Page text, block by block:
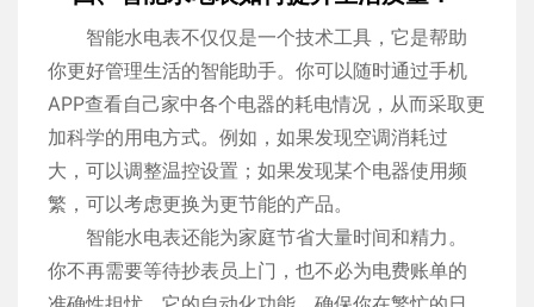
智能水电表不仅仅是一个技术工具，它是帮助
你更好管理生活的智能助手。你可以随时通过手机
APP查看自己家中各个电器的耗电情况，从而采取更
加科学的用电方式。例如，如果发现空调消耗过
大，可以调整温控设置；如果发现某个电器使用频
繁，可以考虑更换为更节能的产品。
智能水电表还能为家庭节省大量时间和精力。
你不再需要等待抄表员上门，也不必为电费账单的